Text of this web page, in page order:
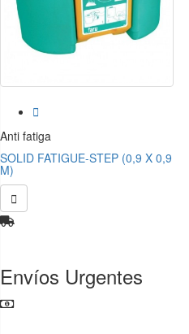

Anti fatiga
SOLID FATIGUE-STEP (0,9 X 0,9
M)

Envíos Urgentes